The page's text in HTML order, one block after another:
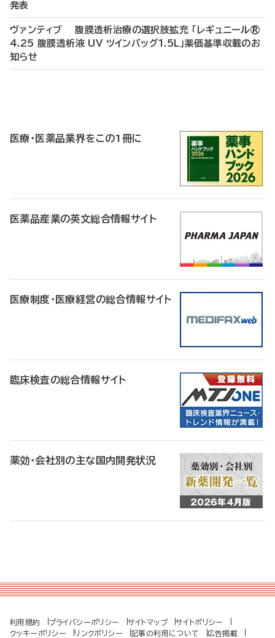
発表
ヴァンティブ 腹膜透析治療の選択肢拡充 「レギュニール®
4.25 腹膜透析液 UV ツインバッグ1.5L」薬価基準収載のお
知らせ
医療・医薬品業界をこの1冊に
医薬品産業の英文総合情報サイト
医療制度・医療経営の総合情報サイト
臨床検査の総合情報サイト
薬効・会社別の主な国内開発状況
利用規約 プライバシーポリシー サイトマップ
サイトポリシー
クッキーポリシー
リンクポリシー 記事の利用について 広告掲載